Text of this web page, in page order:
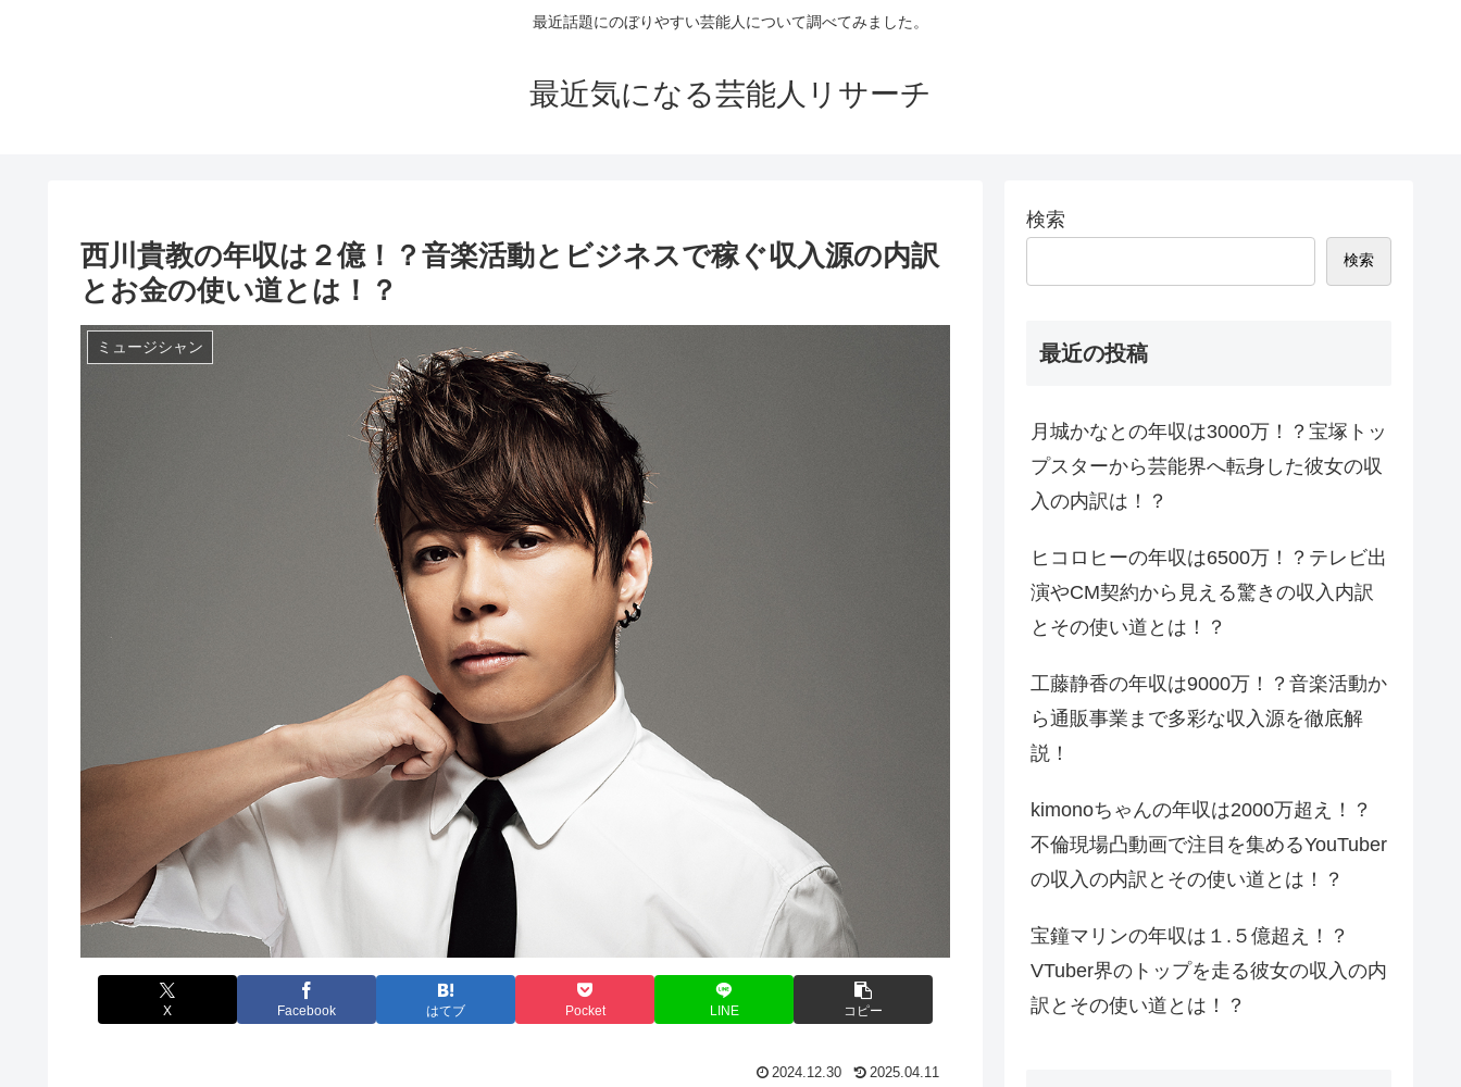
最近話題にのぼりやすい芸能人について調べてみました。
最近気になる芸能人リサーチ
西川貴教の年収は２億！？音楽活動とビジネスで稼ぐ収入源の内訳
とお金の使い道とは！？
ミュージシャン
X Facebook はてブ Pocket LINE コピー
2024.12.30 2025.04.11
検索
検索
最近の投稿
月城かなとの年収は3000万！？宝塚トッ
プスターから芸能界へ転身した彼女の収
入の内訳は！？
ヒコロヒーの年収は6500万！？テレビ出
演やCM契約から見える驚きの収入内訳
とその使い道とは！？
工藤静香の年収は9000万！？音楽活動か
ら通販事業まで多彩な収入源を徹底解
説！
kimonoちゃんの年収は2000万超え！？
不倫現場凸動画で注目を集めるYouTuber
の収入の内訳とその使い道とは！？
宝鐘マリンの年収は１.５億超え！？
VTuber界のトップを走る彼女の収入の内
訳とその使い道とは！？